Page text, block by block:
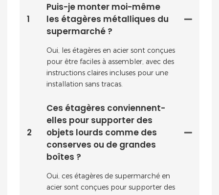
1
Puis-je monter moi-même
les étagères métalliques du
supermarché ?
Oui, les étagères en acier sont conçues
pour être faciles à assembler, avec des
instructions claires incluses pour une
installation sans tracas.
2
Ces étagères conviennent-
elles pour supporter des
objets lourds comme des
conserves ou de grandes
boîtes ?
Oui, ces étagères de supermarché en
acier sont conçues pour supporter des